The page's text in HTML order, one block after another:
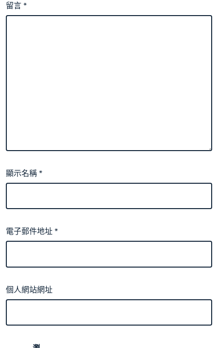
留言*
顯示名稱*
電子郵件地址*
個人網站網址